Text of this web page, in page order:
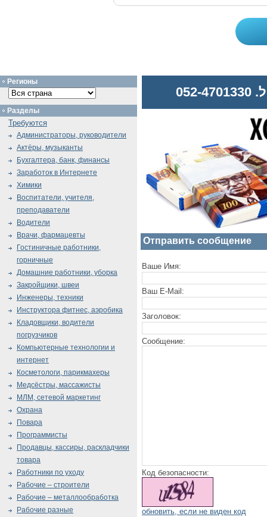
Отправить сообщение
Ваше Имя:
Ваш E-Mail:
Заголовок:
Сообщение:
Код безопасности:
обновить, если не виден код
Регионы
Разделы
Требуются
Администраторы, руководители
Актёры, музыканты
Бухгалтера, банк, финансы
Заработок в Интернете
Химики
Воспитатели, учителя,
преподаватели
Водители
Врачи, фармацевты
Гостиничные работники,
горничные
Домашние работники, уборка
Закройщики, швеи
Инженеры, техники
Инструктора фитнес, аэробика
Кладовщики, водители
погрузчиков
Компьютерные технологии и
интернет
Косметологи, парикмахеры
Медсёстры, массажисты
МЛМ, сетевой маркетинг
Охрана
Повара
Программисты
Продавцы, кассиры, раскладчики
товара
Работники по уходу
Рабочие – строители
Рабочие – металлообработка
Рабочие разные